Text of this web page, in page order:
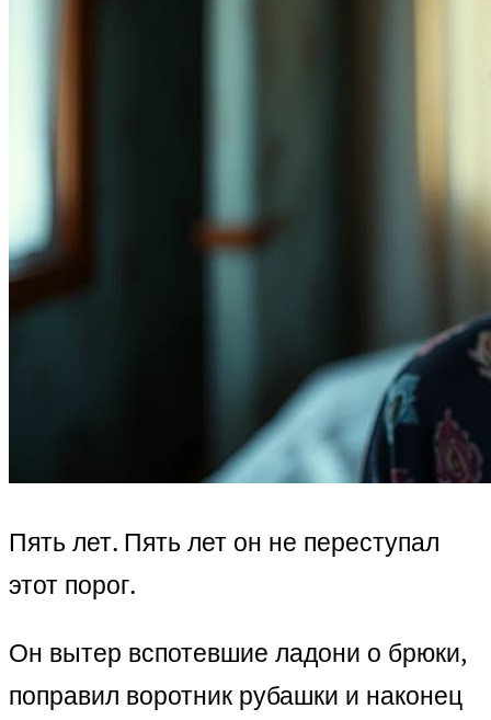
Пять лет. Пять лет он не переступал
этот порог.
Он вытер вспотевшие ладони о брюки,
поправил воротник рубашки и наконец